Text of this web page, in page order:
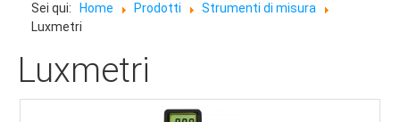
Temperatura
Strumenti di misura
Sei qui: Home Prodotti
Strumenti di misura
Luxmetri
Luxmetri